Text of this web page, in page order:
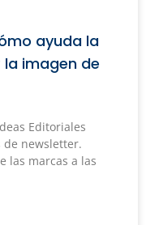
ayuda la
imagen de
Editoriales
de newsletter.
las marcas a las